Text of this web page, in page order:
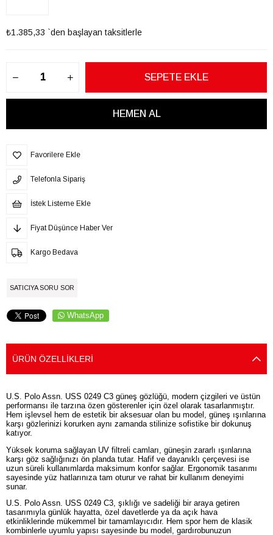
₺1.385,33 `den başlayan taksitlerle
Favorilere Ekle
Telefonla Sipariş
İstek Listeme Ekle
Fiyat Düşünce Haber Ver
Kargo Bedava
SATICIYA SORU SOR
WhatsApp
ÜRÜN ÖZELLIKLERI
U.S. Polo Assn. USS 0249 C3 güneş gözlüğü, modern çizgileri ve üstün
performansı ile tarzına özen gösterenler için özel olarak tasarlanmıştır.
Hem işlevsel hem de estetik bir aksesuar olan bu model, güneş ışınlarına
karşı gözlerinizi korurken aynı zamanda stilinize sofistike bir dokunuş
katıyor.
Yüksek koruma sağlayan UV filtreli camları, güneşin zararlı ışınlarına
karşı göz sağlığınızı ön planda tutar. Hafif ve dayanıklı çerçevesi ise
uzun süreli kullanımlarda maksimum konfor sağlar. Ergonomik tasarımı
sayesinde yüz hatlarınıza tam oturur ve rahat bir kullanım deneyimi
sunar.
U.S. Polo Assn. USS 0249 C3, şıklığı ve sadeliği bir araya getiren
tasarımıyla günlük hayatta, özel davetlerde ya da açık hava
etkinliklerinde mükemmel bir tamamlayıcıdır. Hem spor hem de klasik
kombinlerle uyumlu yapısı sayesinde bu model, gardırobunuzun